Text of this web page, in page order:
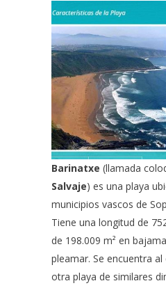
Barinatxe (llamada
Salvaje) es una playa
municipios vascos de
Tiene una longitud de
de 198.009 m² en
pleamar.​ Se encuentra
otra playa de similares